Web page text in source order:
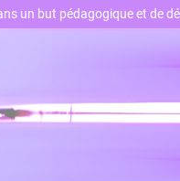
un but pédagogique et de